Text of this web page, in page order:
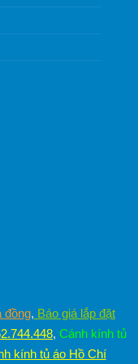
đồng, Báo giá lắp đặt
, Cánh kính tủ
kính tủ áo Hồ Chí